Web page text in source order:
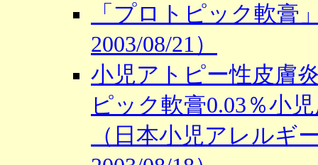
「プロトピック軟膏
2003/08/21）
小児アトピー性皮膚
ピック軟膏0.03％小
（日本小児アレルギ